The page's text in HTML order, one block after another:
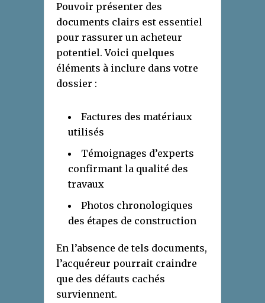
Pouvoir présenter des
documents clairs est essentiel
pour rassurer un acheteur
potentiel. Voici quelques
éléments à inclure dans votre
dossier :
Factures des matériaux
utilisés
Témoignages d’experts
confirmant la qualité des
travaux
Photos chronologiques
des étapes de construction
En l’absence de tels documents,
l’acquéreur pourrait craindre
que des défauts cachés
surviennent.